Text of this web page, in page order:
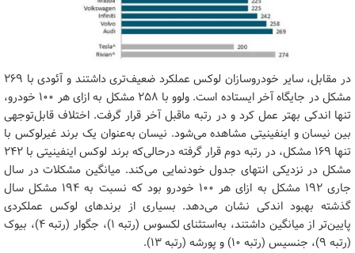
در مقابل، سایر خودروسازان لوکس عملکرد ضعیف‌تری داشتند و آئودی با ۲۶۹
مشکل در جایگاه آخر ایستاده است. ولوو با ۲۵۸ مشکل به ازای هر ۱۰۰ خودرو،
تنها اندکی بهتر عمل کرد و در رتبه ماقبل آخر قرار گرفت. اختلاف قابل‌توجهی
بین نیسان و اینفینیتی مشاهده می‌شود. نیسان به‌عنوان یک برند غیرلوکس با
تنها ۱۶۹ مشکل، در رتبه دوم قرار گرفته درحالی‌که برند لوکس اینفینیتی با ۲۴۲
مشکل در نزدیکی انتهای جدول خودنمایی می‌کند. میانگین مشکلات در سال
جاری ۱۹۲ مشکل به ازای هر ۱۰۰ خودرو بود که نسبت به ۱۹۴ مشکل سال
گذشته بهبود اندکی نشان می‌دهد. بسیاری از برندهای لوکس عملکردی
پایین‌تر از میانگین داشتند، به‌استثنای لکسوس (رتبه ۱)، جگوار (رتبه ۴)، بیوک
(رتبه ۹)، جنسیس (رتبه ۱۰) و پورشه (رتبه ۱۳).